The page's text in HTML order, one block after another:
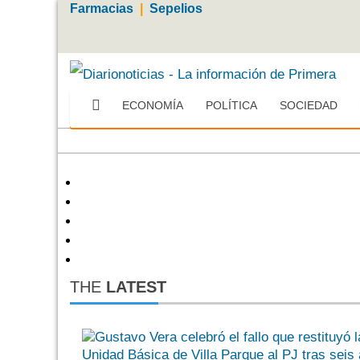
Farmacias Sepelios
ECONOMÍA POLÍTICA SOCIEDAD
THE LATEST